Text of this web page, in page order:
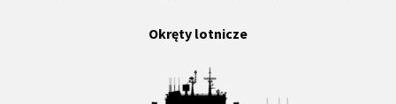
Okręty lotnicze